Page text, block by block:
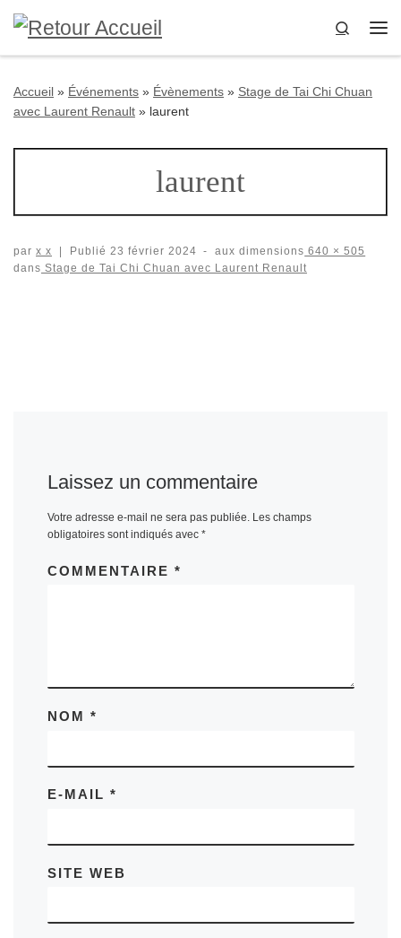
Passer au contenu
Search
Accueil » Événements » Évènements » Stage de Tai Chi Chuan
avec Laurent Renault » laurent
laurent
par x x Publié 23 février 2024 - aux dimensions 640 × 505
dans Stage de Tai Chi Chuan avec Laurent Renault
Laissez un commentaire
Votre adresse e-mail ne sera pas publiée. Les champs
obligatoires sont indiqués avec *
COMMENTAIRE *
NOM *
E-MAIL *
SITE WEB